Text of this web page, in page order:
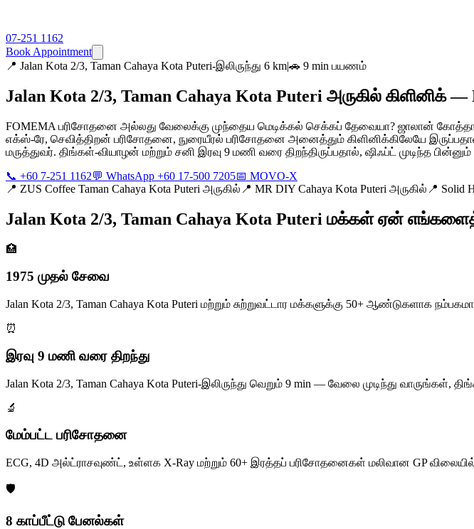
07-251 1162
Book Appointment
📍 Jalan Kota 2/3, Taman Cahaya Kota Puteri-இலிருந்து 6 km|🚗 9 min பயணம்
Jalan Kota 2/3, Taman Cahaya Kota Puteri அருகில் கிளினிக்
FOMEMA பரிசோதனை அல்லது வேலைக்கு முந்தைய மெடிக்கல் செக்கப் தேவையா? ஜாலான் கோத்தா 2/
எக்ஸ்-ரே, செவித்திறன் பரிசோதனை, நுரையீரல் பரிசோதனை அனைத்தும் கிளினிக்கிலேயே இருப்பதால்
மருத்துவர். திங்கள்-வியாழன் மற்றும் சனி இரவு 9 மணி வரை திறந்திருப்பதால், ஷிஃப்ட் முடிந்த
📞 +60 7-251 1162💬 WhatsApp +60 17-500 7205📅 MOVO-X
📍 ZUS Coffee Taman Cahaya Kota Puteri அருகில் 📍 MR DIY Cahaya Kota Puteri அருகில் 📍 Solid
Jalan Kota 2/3, Taman Cahaya Kota Puteri மக்கள் ஏன்
🏥
1975 முதல் சேவை
Jalan Kota 2/3, Taman Cahaya Kota Puteri மற்றும் சுற்றுவட்டார மக்களுக்கு 50+ ஆண்டுகளாக
⏰
இரவு 9 மணி வரை திறந்து
Jalan Kota 2/3, Taman Cahaya Kota Puteri-இலிருந்து வெறும் 9 min — வேலை முடிந்து
🔬
மேம்பட்ட பரிசோதனை
ECG, 4D அல்ட்ராசவுண்ட், உள்ளக X-Ray மற்றும் 60+ இரத்தப் பரிசோதனைகள் மலிவான GP
🛡️
8 காப்பீட்டு பேனல்கள்